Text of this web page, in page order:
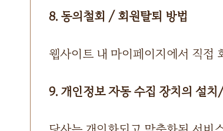
8. 동의철회 / 회원탈퇴 방법
웹사이트 내 마이페이지에서 직접
9. 개인정보 자동 수집 장치의 설